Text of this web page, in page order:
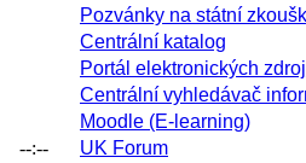
--:--
Pozvánky na státní
Centrální katalog
Portál elektronických
Centrální vyhledávač
Moodle (E-learning)
UK Forum